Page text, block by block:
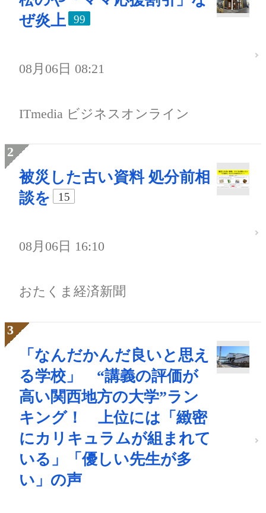
ぜ炎上
99
08月06日 08:21
ITmedia ビジネスオンライン
被災した古い資料 処分前相
談を
15
08月06日 16:10
おたくま経済新聞
「なんだかんだ良いと思え
る学校」 “講義の評価が
高い関西地方の大学”ラン
キング！ 上位には「緻密
にカリキュラムが組まれて
いる」「優しい先生が多
い」の声